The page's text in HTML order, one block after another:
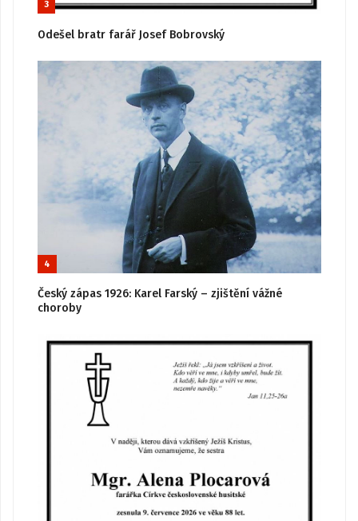
3
Odešel bratr farář Josef Bobrovský
4
Český zápas 1926: Karel Farský – zjištění vážné
choroby